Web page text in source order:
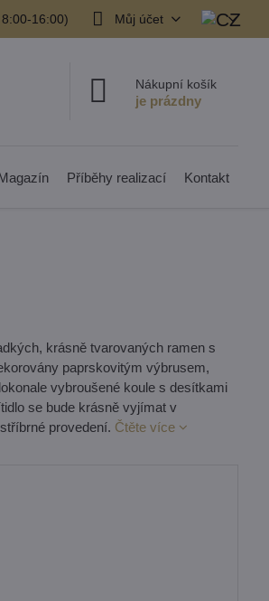
16:00) Můj účet
Nákupní košík
Příběhy realizací Kontakt
krásně tvarovaných ramen s
paprskovitým výbrusem,
vybroušené koule s desítkami
se bude krásně vyjímat v
provedení. Čtěte více